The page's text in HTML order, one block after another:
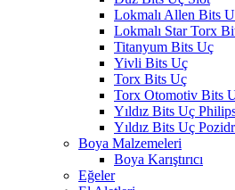
Lokmalı Allen Bits
Lokmalı Star Torx
Titanyum Bits Uç
Yivli Bits Uç
Torx Bits Uç
Torx Otomotiv Bits
Yıldız Bits Uç
Yıldız Bits Uç
Boya Malzemeleri
Boya Karıştırıcı
Eğeler